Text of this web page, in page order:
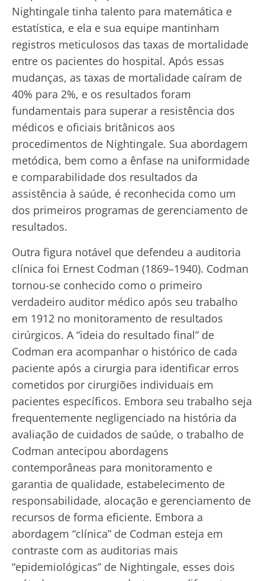
Nightingale tinha talento para matemática e
estatística, e ela e sua equipe mantinham
registros meticulosos das taxas de mortalidade
entre os pacientes do hospital. Após essas
mudanças, as taxas de mortalidade caíram de
40% para 2%, e os resultados foram
fundamentais para superar a resistência dos
médicos e oficiais britânicos aos
procedimentos de Nightingale. Sua abordagem
metódica, bem como a ênfase na uniformidade
e comparabilidade dos resultados da
assistência à saúde, é reconhecida como um
dos primeiros programas de gerenciamento de
resultados.
Outra figura notável que defendeu a auditoria
clínica foi Ernest Codman (1869–1940). Codman
tornou-se conhecido como o primeiro
verdadeiro auditor médico após seu trabalho
em 1912 no monitoramento de resultados
cirúrgicos. A “ideia do resultado final” de
Codman era acompanhar o histórico de cada
paciente após a cirurgia para identificar erros
cometidos por cirurgiões individuais em
pacientes específicos. Embora seu trabalho seja
frequentemente negligenciado na história da
avaliação de cuidados de saúde, o trabalho de
Codman antecipou abordagens
contemporâneas para monitoramento e
garantia de qualidade, estabelecimento de
responsabilidade, alocação e gerenciamento de
recursos de forma eficiente. Embora a
abordagem “clínica” de Codman esteja em
contraste com as auditorias mais
“epidemiológicas” de Nightingale, esses dois